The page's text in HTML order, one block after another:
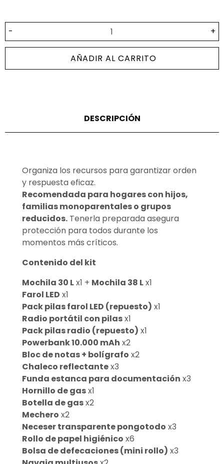
- +
AÑADIR AL CARRITO
DESCRIPCIÓN
Organiza los recursos para garantizar orden
y respuesta eficaz.
Recomendada para hogares con hijos,
familias monoparentales o grupos
reducidos. Tenerla preparada asegura
protección para todos durante los
momentos más críticos.
Contenido del kit
Mochila 30 Lx1 + Mochila 38 Lx1
Farol LED x1
Pack pilas farol LED (repuesto) x1
Radio portátil con pilasx1
Pack pilas radio (repuesto) x1
Powerbank 10.000 mAh x2
Bloc de notas + bolígrafo x2
Chaleco reflectantex3
Funda estanca para documentación x3
Hornillo de gasx1
Botella de gasx2
Mechero x2
Neceser transparente pongotodo x3
Rollo de papel higiénico x6
Bolsa de defecaciones (mini rollo) x3